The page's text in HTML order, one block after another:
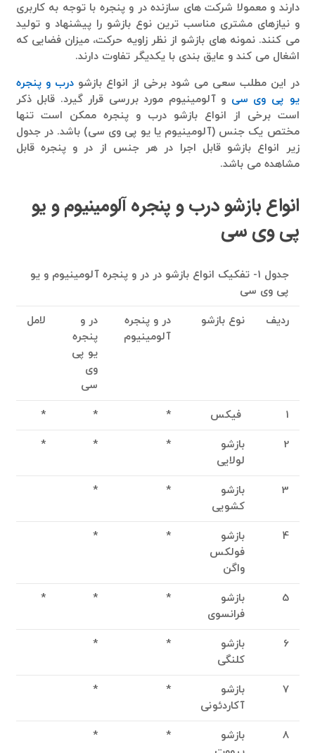
دارند و معمولا شرکت های سازنده در و پنجره با توجه به کاربری
و نیازهای مشتری مناسب ترین نوع بازشو را پیشنهاد و تولید
می کنند. نمونه های بازشو از نظر زاویه حرکت، میزان فضایی که
اشغال می کند و عایق بندی با یکدیگر تفاوت دارند.
در این مطلب سعی می شود برخی از انواع بازشودرب و پنجره
یو پی وی سی و آلومینیوم مورد بررسی قرار گیرد. قابل ذکر
است برخی از انواع بازشو درب و پنجره ممکن است تنها
مختص یک جنس (آلومینیوم یا یو پی وی سی) باشد. در جدول
زیر انواع بازشو قابل اجرا در هر جنس از در و پنجره قابل
مشاهده می باشد.
انواع بازشو درب و پنجره آلومینیوم و یو
پی وی سی
جدول 1- تفکیک انواع بازشو در در و پنجره آلومینیوم و یو
پی وی سی
ردیف
نوع بازشو
در و پنجره
آلومینیوم
در و
پنجره
یو پی
وی
سی
لامل
1 فیکس *
*
*
2
بازشو
لولایی
*
*
*
3
بازشو
کشویی
*
*
4
بازشو
فولکس
واگن
*
*
5
بازشو
فرانسوی
*
*
*
6
بازشو
کلنگی
*
*
7
بازشو
آکاردئونی
*
*
8
بازشو
*
*